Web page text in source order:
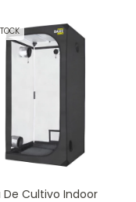
De Cultivo Indoor